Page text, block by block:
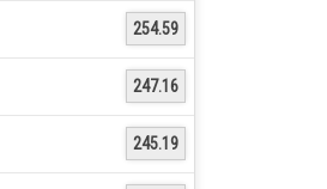
RUS
254.59
247.16
245.19